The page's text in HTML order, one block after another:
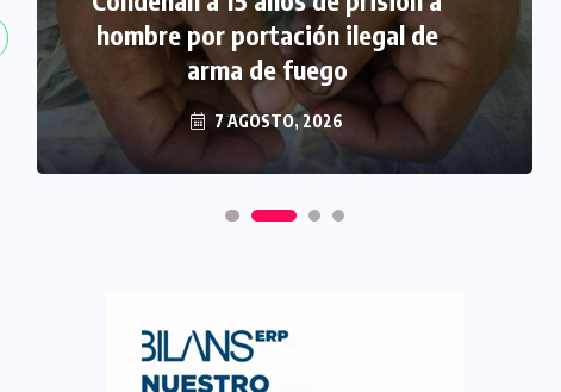
hombre por portación ilegal de
arma de fuego
7 AGOSTO, 2026